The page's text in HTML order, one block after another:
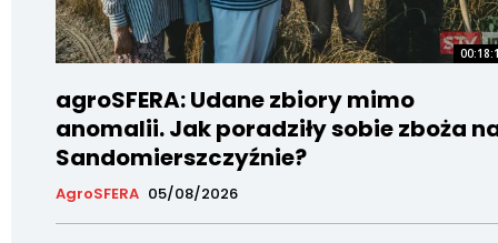
agroSFERA: Udane zbiory mimo
anomalii. Jak poradziły sobie zboża
Sandomierszczyźnie?
AgroSFERA 05/08/2026